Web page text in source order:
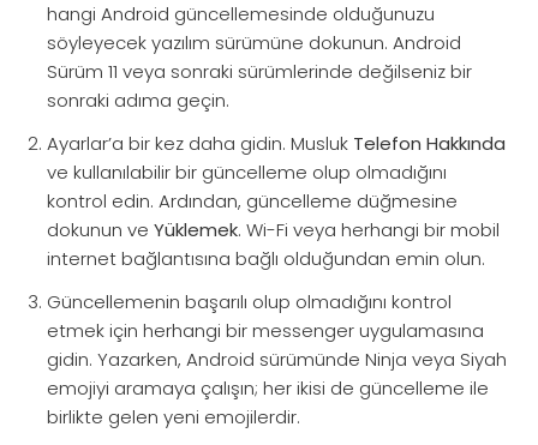
hangi Android güncellemesinde olduğunuzu
söyleyecek yazılım sürümüne dokunun. Android
Sürüm 11 veya sonraki sürümlerinde değilseniz bir
sonraki adıma geçin.
Ayarlar’a bir kez daha gidin. Musluk Telefon Hakkında
ve kullanılabilir bir güncelleme olup olmadığını
kontrol edin. Ardından, güncelleme düğmesine
dokunun ve Yüklemek. Wi-Fi veya herhangi bir mobil
internet bağlantısına bağlı olduğundan emin olun.
Güncellemenin başarılı olup olmadığını kontrol
etmek için herhangi bir messenger uygulamasına
gidin. Yazarken, Android sürümünde Ninja veya Siyah
emojiyi aramaya çalışın; her ikisi de güncelleme ile
birlikte gelen yeni emojilerdir.